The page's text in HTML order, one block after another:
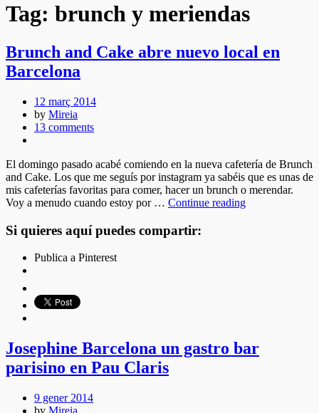
Tag: brunch y meriendas
Brunch and Cake abre nuevo local en
Barcelona
12 març 2014
by Mireia
13 comments
El domingo pasado acabé comiendo en la nueva cafetería de Brunch
and Cake. Los que me seguís por instagram ya sabéis que es unas de
mis cafeterías favoritas para comer, hacer un brunch o merendar.
Voy a menudo cuando estoy por … Continue reading
Si quieres aquí puedes compartir:
Publica a Pinterest
Josephine Barcelona un gastro bar
parisino en Pau Claris
9 gener 2014
by Mireia